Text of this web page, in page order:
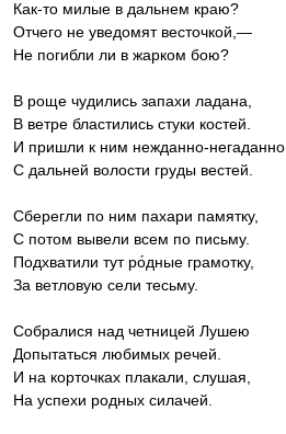
Как-то милые в дальнем краю?
Отчего не уведомят весточкой,—
Не погибли ли в жарком бою?
В роще чудились запахи ладана,
В ветре бластились стуки костей.
И пришли к ним нежданно-негаданно
С дальней волости груды вестей.
Сберегли по ним пахари памятку,
С потом вывели всем по письму.
Подхватили тут ро́дные грамотку,
За ветловую сели тесьму.
Собралися над четницей Лушею
Допытаться любимых речей.
И на корточках плакали, слушая,
На успехи родных силачей.